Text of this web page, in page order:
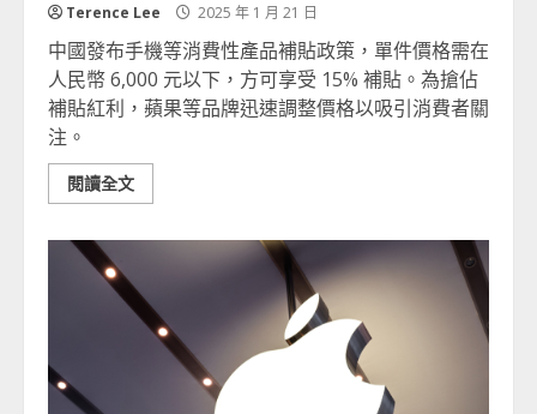
Terence Lee 2025 年 1 月 21 日
中國發布手機等消費性產品補貼政策，單件價格需在
人民幣 6,000 元以下，方可享受 15% 補貼。為搶佔
補貼紅利，蘋果等品牌迅速調整價格以吸引消費者關
注。
閱讀全文